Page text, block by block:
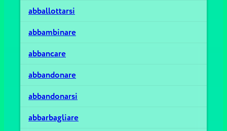
abballottarsi
abbambinare
abbancare
abbandonare
abbandonarsi
abbarbagliare